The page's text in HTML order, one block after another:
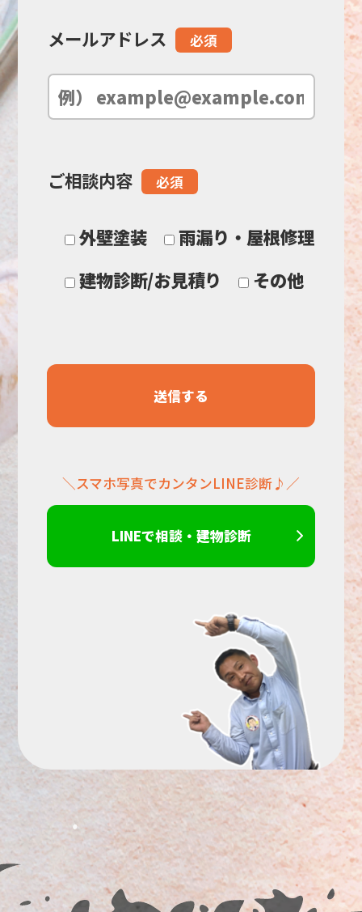
空
ま
メールアドレス 必須
ご相談内容 必須
外壁塗装
雨漏り・屋根修理
建物診断/お見積り
その他
＼スマホ写真でカンタンLINE診断♪／
LINEで相談・建物診断